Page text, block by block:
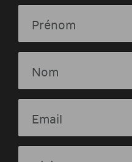
Prénom
Nom
Email